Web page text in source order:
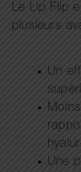
Le Lip Flip
plusieurs
Un
Une